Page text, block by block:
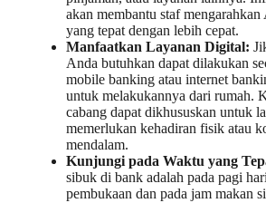
akan membantu staf mengarahkan
yang tepat dengan lebih cepat.
Manfaatkan Layanan Digital:
Anda butuhkan dapat dilakukan
mobile banking atau internet
untuk melakukannya dari rumah.
cabang dapat dikhususkan untuk
memerlukan kehadiran fisik atau
mendalam.
Kunjungi pada Waktu yang
sibuk di bank adalah pada pagi
pembukaan dan pada jam makan